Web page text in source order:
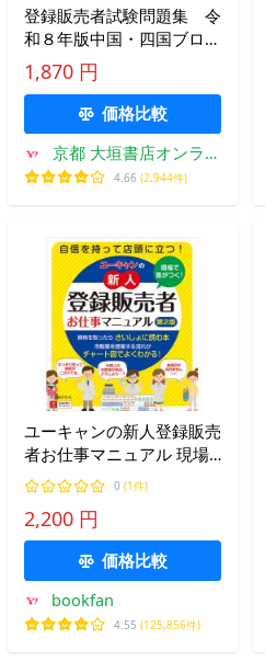
登録販売者試験問題集 令
和８年版中国・四国ブロッ
ク
1,870 円
価格比較
京都 大垣書店オンライ
ン
4.66 (2,944件)
ユーキャンの新人登録販売
者お仕事マニュアル 現場
で差がつく!/高橋伊津美/ユ
ーキャン登録販売者実務研
究会
0 (1件)
2,200 円
価格比較
bookfan
4.55 (125,856件)